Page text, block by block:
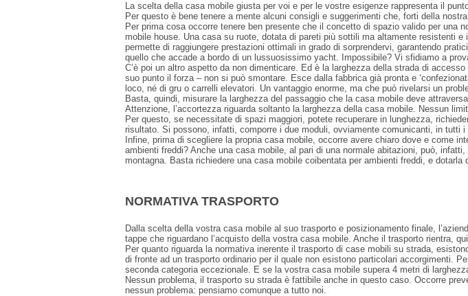
La scelta della casa mobile giusta per voi e per le vostre esigenze rappresenta il
Per questo è bene tenere a mente alcuni consigli e suggerimenti che, forti della
Per prima cosa occorre tenere ben presente che il concetto di spazio valido per
mobile house. Una casa su ruote, dotata di pareti più sottili ma altamente resistenti
permette di raggiungere prestazioni ottimali in grado di sorprendervi, garantendo
quello che accade a bordo di un lussuosissimo yacht. Impossibile? Vi sfidiamo a
C’è poi un altro aspetto da non dimenticare. Ed è la larghezza della strada di
suo punto il forza – non si può smontare. Esce dalla fabbrica già pronta e
loco, né di gru o carrelli elevatori. Un vantaggio enorme, ma che può rivelarsi un
Basta, quindi, misurare la larghezza del passaggio che la casa mobile deve
Attenzione, l’accortezza riguarda soltanto la larghezza della casa mobile. Nessun
Per questo, se necessitate di spazi maggiori, potete recuperare in lunghezza,
risultato. Si possono, infatti, comporre i due moduli, ovviamente comunicanti, in tutti i
Infine, prima di scegliere la propria casa mobile, occorre avere chiaro dove e come
ambienti freddi? Anche una casa mobile, al pari di una normale abitazioni, può,
montagna. Basta richiedere una casa mobile coibentata per ambienti freddi, e
NORMATIVA TRASPORTO
Dalla scelta della vostra casa mobile al suo trasporto e posizionamento finale,
tappe che riguardano l’acquisto della vostra casa mobile. Anche il trasporto rientra,
Per quanto riguarda la normativa inerente il trasporto di case mobili su strada,
di fronte ad un trasporto ordinario per il quale non esistono particolari accorgimenti.
seconda categoria eccezionale. E se la vostra casa mobile supera 4 metri di
Nessun problema, il trasporto su strada è fattibile anche in questo caso. Occorre
nessun problema: pensiamo comunque a tutto noi.